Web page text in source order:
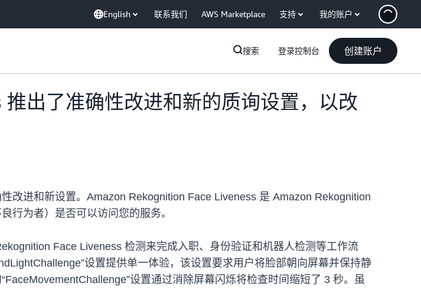
English 联系我们 AWS Marketplace 支持 我的账户
搜索 登录控制台 创建账户
出了准确性改进和新的质询设置，以改
改进和新设置。Amazon Rekognition Face Liveness 是 Amazon Rekognition
行为者）是否可以访问您的服务。
Face Liveness 检测来完成入职、身份验证和机器人检测等工作流
设置提供单一体验，该设置要求用户将脸部朝向屏幕并保持静
设置通过消除屏幕闪烁将检查时间缩短了 3 秒。虽